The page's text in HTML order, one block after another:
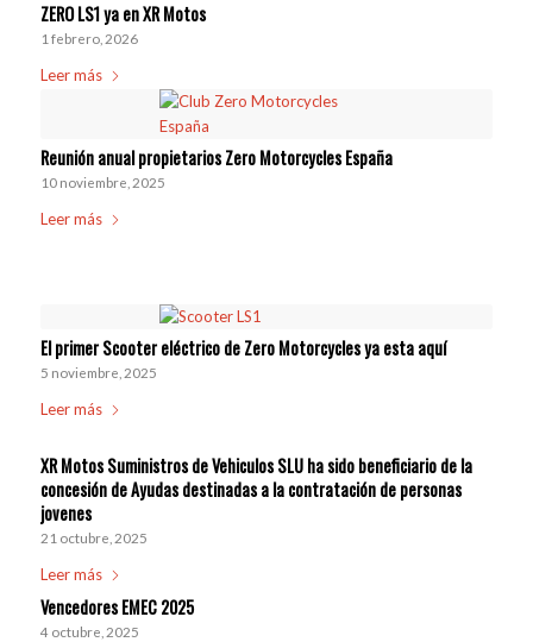
ZERO LS1 ya en XR Motos
1 febrero, 2026
Leer más
Reunión anual propietarios Zero Motorcycles España
10 noviembre, 2025
Leer más
El primer Scooter eléctrico de Zero Motorcycles ya esta aquí
5 noviembre, 2025
Leer más
XR Motos Suministros de Vehiculos SLU ha sido beneficiario de la
concesión de Ayudas destinadas a la contratación de personas
jovenes
21 octubre, 2025
Leer más
Vencedores EMEC 2025
4 octubre, 2025